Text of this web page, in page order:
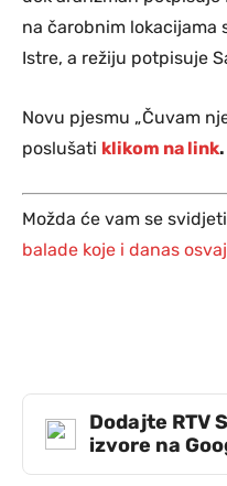
na čarobnim lokacijama
Istre, a režiju potpisuje
Novu pjesmu „Čuvam
poslušati klikom na link.
Možda će vam se
balade koje i danas
Dodajte RTV
izvore na